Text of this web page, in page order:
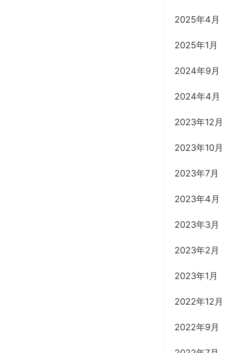
2025年4月
2025年1月
2024年9月
2024年4月
2023年12月
2023年10月
2023年7月
2023年4月
2023年3月
2023年2月
2023年1月
2022年12月
2022年9月